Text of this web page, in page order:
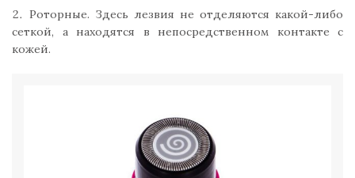
Роторные. Здесь лезвия не отделяются какой-либо
сеткой, а находятся в непосредственном контакте с
кожей.